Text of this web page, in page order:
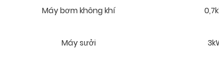
Máy bơm không khí
Máy sưởi